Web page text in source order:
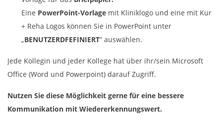
Eine PowerPoint-Vorlage mit Kliniklogo und eine mit Kur
+ Reha Logos können Sie in PowerPoint unter
„BENUTZERDFEFINIERT“ auswählen.
Jede Kollegin und jeder Kollege hat über ihr/sein Microsoft
Office (Word und Powerpoint) darauf Zugriff.
Nutzen Sie diese Möglichkeit gerne für eine bessere
Kommunikation mit Wiedererkennungswert.